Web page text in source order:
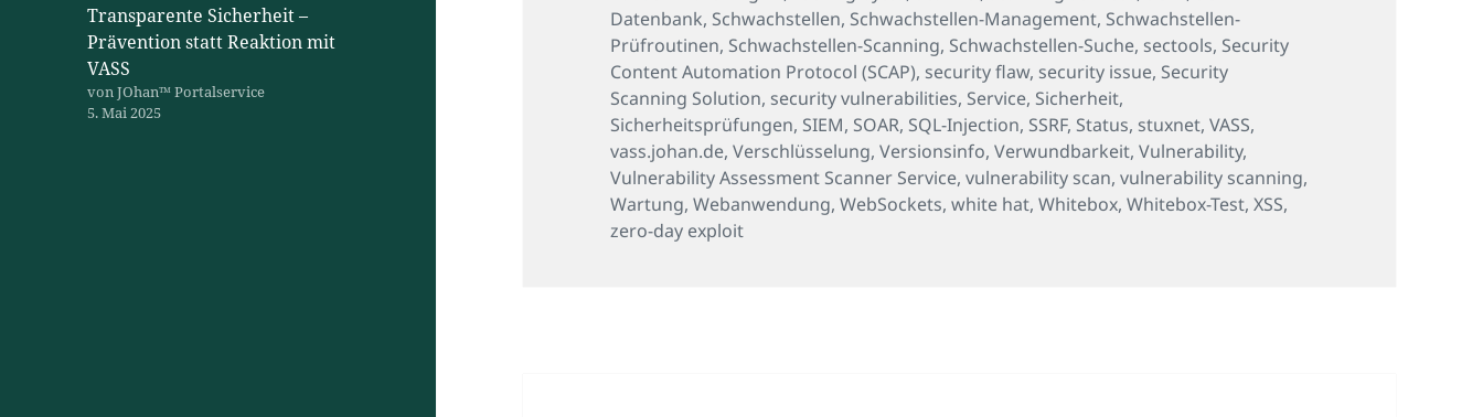
Transparente Sicherheit –
Prävention statt Reaktion mit
VASS
von JOhan™ Portalservice
5. Mai 2025
Datenbank, Schwachstellen, Schwachstellen-Management, Schwachstellen-
Prüfroutinen, Schwachstellen-Scanning, Schwachstellen-Suche, sectools, Security
Content Automation Protocol (SCAP), security flaw, security issue, Security
Scanning Solution, security vulnerabilities, Service, Sicherheit,
Sicherheitsprüfungen, SIEM, SOAR, SQL-Injection, SSRF, Status, stuxnet,VASS,
vass.johan.de,Verschlüsselung,Versionsinfo,Verwundbarkeit,Vulnerability,
Vulnerability Assessment Scanner Service,vulnerability scan,vulnerability scanning,
Wartung,Webanwendung,WebSockets,white hat,Whitebox,Whitebox-Test,XSS,
zero-day exploit